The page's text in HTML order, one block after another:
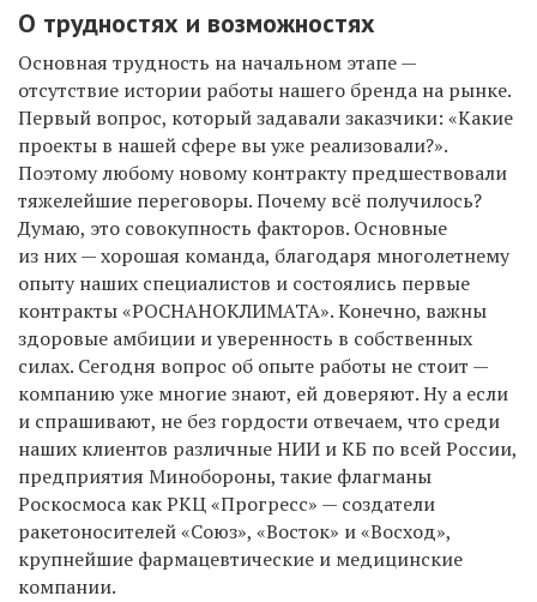
О трудностях и возможностях
Основная трудность на начальном этапе —
отсутствие истории работы нашего бренда на рынке.
Первый вопрос, который задавали заказчики: «Какие
проекты в нашей сфере вы уже реализовали?».
Поэтому любому новому контракту предшествовали
тяжелейшие переговоры. Почему всё получилось?
Думаю, это совокупность факторов. Основные
из них — хорошая команда, благодаря многолетнему
опыту наших специалистов и состоялись первые
контракты «РОСНАНОКЛИМАТА». Конечно, важны
здоровые амбиции и уверенность в собственных
силах. Сегодня вопрос об опыте работы не стоит —
компанию уже многие знают, ей доверяют. Ну а если
и спрашивают, не без гордости отвечаем, что среди
наших клиентов различные НИИ и КБ по всей России,
предприятия Минобороны, такие флагманы
Роскосмоса как РКЦ «Прогресс» — создатели
ракетоносителей «Союз», «Восток» и «Восход»,
крупнейшие фармацевтические и медицинские
компании.